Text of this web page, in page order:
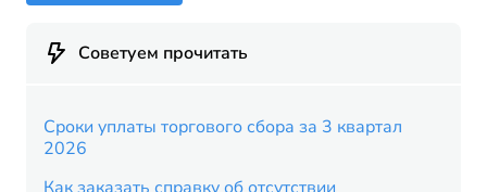
Советуем прочитать
Cроки уплаты торгового сбора за 3 квартал
2026